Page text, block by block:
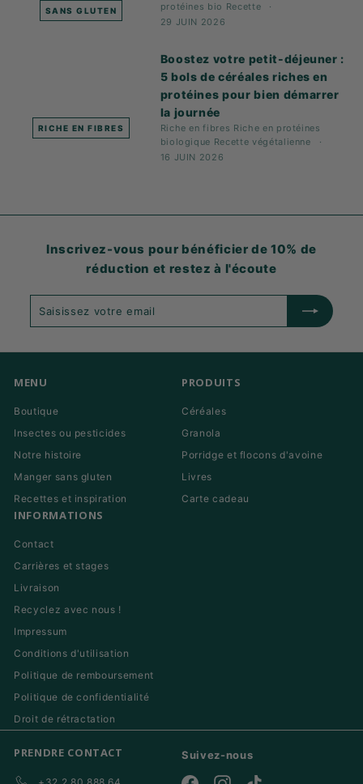
SANS GLUTEN
protéines bio Recette
29 JUIN 2026
RICHE EN FIBRES
Boostez votre petit-déjeuner :
5 bols de céréales riches en
protéines pour bien démarrer
la journée
Riche en fibres Riche en protéines
biologique Recette végétalienne
16 JUIN 2026
Inscrivez-vous pour bénéficier de 10% de
réduction et restez à l'écoute
MENU
Boutique
Insectes ou pesticides
Notre histoire
Manger sans gluten
Recettes et inspiration
PRODUITS
Céréales
Granola
Porridge et flocons d'avoine
Livres
Carte cadeau
INFORMATIONS
Contact
Carrières et stages
Livraison
Recyclez avec nous !
Impressum
Conditions d'utilisation
Politique de remboursement
Politique de confidentialité
Droit de rétractation
PRENDRE CONTACT Suivez-nous